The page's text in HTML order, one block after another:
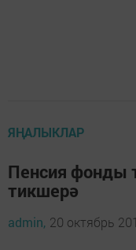
ЯҢАЛЫКЛАР
Пенсия фонды
тикшерә
admin, 20 октябрь